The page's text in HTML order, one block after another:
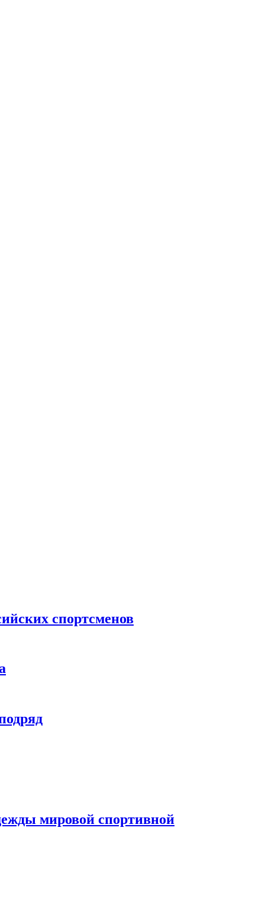
спортсменов
мировой спортивной